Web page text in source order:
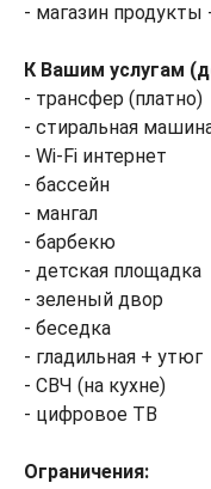
- магазин продукты
К Вашим услугам
- трансфер (платно)
- стиральная
- Wi-Fi интернет
- бассейн
- мангал
- барбекю
- детская площадка
- зеленый двор
- беседка
- гладильная + утюг
- СВЧ (на кухне)
- цифровое ТВ
Ограничения: